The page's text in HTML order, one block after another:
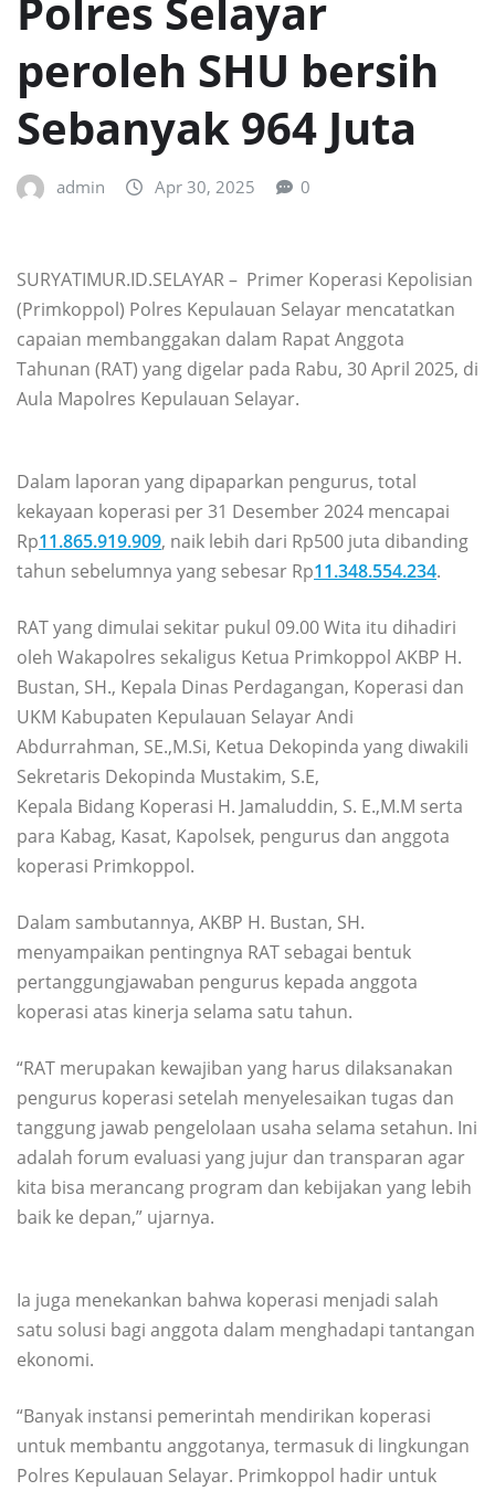
Polres Selayar
peroleh SHU bersih
Sebanyak 964 Juta
admin Apr 30, 2025 0
SURYATIMUR.ID.SELAYAR – Primer Koperasi Kepolisian
(Primkoppol) Polres Kepulauan Selayar mencatatkan
capaian membanggakan dalam Rapat Anggota
Tahunan (RAT) yang digelar pada Rabu, 30 April 2025, di
Aula Mapolres Kepulauan Selayar.
Dalam laporan yang dipaparkan pengurus, total
kekayaan koperasi per 31 Desember 2024 mencapai
Rp11.865.919.909, naik lebih dari Rp500 juta dibanding
tahun sebelumnya yang sebesar Rp11.348.554.234.
RAT yang dimulai sekitar pukul 09.00 Wita itu dihadiri
oleh Wakapolres sekaligus Ketua Primkoppol AKBP H.
Bustan, SH., Kepala Dinas Perdagangan, Koperasi dan
UKM Kabupaten Kepulauan Selayar Andi
Abdurrahman, SE.,M.Si, Ketua Dekopinda yang diwakili
Sekretaris Dekopinda Mustakim, S.E,
Kepala Bidang Koperasi H. Jamaluddin, S. E.,M.M serta
para Kabag, Kasat, Kapolsek, pengurus dan anggota
koperasi Primkoppol.
Dalam sambutannya, AKBP H. Bustan, SH.
menyampaikan pentingnya RAT sebagai bentuk
pertanggungjawaban pengurus kepada anggota
koperasi atas kinerja selama satu tahun.
“RAT merupakan kewajiban yang harus dilaksanakan
pengurus koperasi setelah menyelesaikan tugas dan
tanggung jawab pengelolaan usaha selama setahun. Ini
adalah forum evaluasi yang jujur dan transparan agar
kita bisa merancang program dan kebijakan yang lebih
baik ke depan,” ujarnya.
Ia juga menekankan bahwa koperasi menjadi salah
satu solusi bagi anggota dalam menghadapi tantangan
ekonomi.
“Banyak instansi pemerintah mendirikan koperasi
untuk membantu anggotanya, termasuk di lingkungan
Polres Kepulauan Selayar. Primkoppol hadir untuk